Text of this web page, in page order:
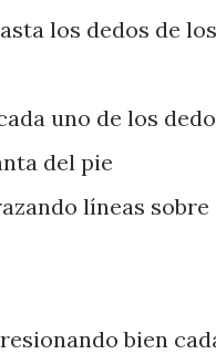
los dedos de los
uno de los
del pie
líneas sobre
bien